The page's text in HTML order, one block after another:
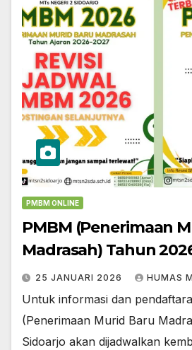
PMBM ONLINE
PMBM (Penerimaan
Madrasah) Tahun
25 JANUARI 2026 HUMAS
Untuk informasi dan
(Penerimaan Murid Baru
Sidoarjo akan dijadwalkan